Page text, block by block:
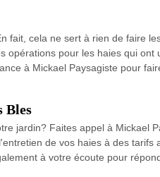
fait, cela ne sert à rien de faire
pour les haies qui ont
à Mickael Paysagiste pour
Bles
jardin? Faites appel à Mickael
de vos haies à des tarifs
à votre écoute pour